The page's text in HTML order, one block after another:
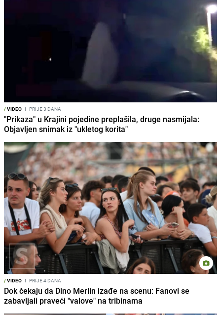
/VIDEO I PRIJE 3 DANA
"Prikaza" u Krajini pojedine preplašila, druge nasmijala:
Objavljen snimak iz "ukletog korita"
/VIDEO I PRIJE 4 DANA
Dok čekaju da Dino Merlin izađe na scenu: Fanovi se
zabavljali praveći "valove" na tribinama